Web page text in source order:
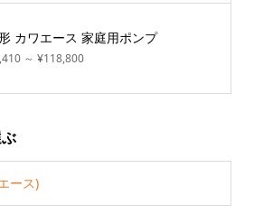
カワエース 家庭用ポンプ
～ ¥118,800
ース)